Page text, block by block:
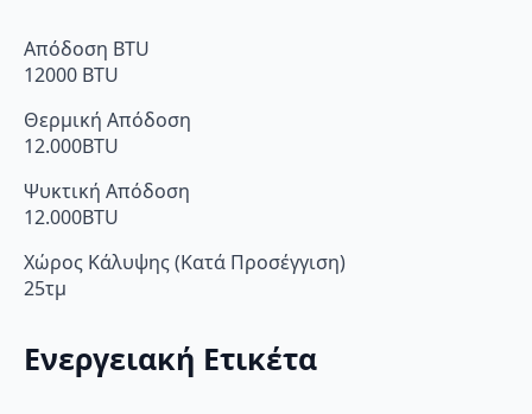
Απόδοση BTU
12000 BTU
Θερμική Απόδοση
12.000BTU
Ψυκτική Απόδοση
12.000BTU
Χώρος Κάλυψης (Κατά Προσέγγιση)
25τμ
Ενεργειακή Ετικέτα